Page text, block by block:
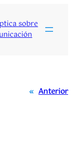
sobre
« Anterior